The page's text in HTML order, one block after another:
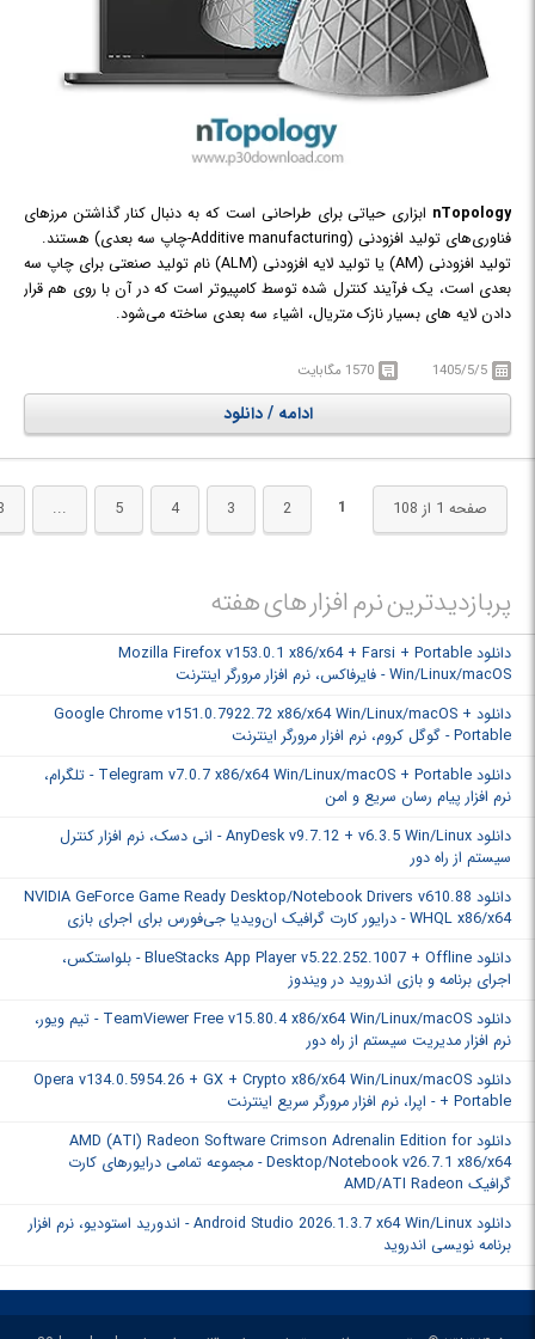
nTopology ابزاری حیاتی برای طراحانی است که به دنبال کنار گذاشتن مرزهای
فناوری‌های تولید افزودنی (Additive manufacturing-چاپ سه بعدی) هستند.
تولید افزودنی (AM) یا تولید لایه افزودنی (ALM) نام تولید صنعتی برای چاپ سه
بعدی است، یک فرآیند کنترل شده توسط کامپیوتر است که در آن با روی هم قرار
دادن لایه های بسیار نازک متریال، اشیاء سه بعدی ساخته می‌شود.
های سه بعدی باکیفیت، کارا و بهینه نیاز است (از جمله هوافضا، صنایع پزشکی،
خودروسازی، صنایع ساختمانی و ... ) کاربرد دارد و با استفاده از آن مهندسین می
توانند بسیار آسان تر از گذشته به حل چالش هایی که در پیش رویشان قرار می
گیرد بپردازند.
1405/5/5 1570 مگابایت
ادامه / دانلود
صفحه 1 از 108 1
2
3
4
5
...
پربازدیدترین نرم افزار های هفته
دانلود Mozilla Firefox v153.0.1 x86/x64 + Farsi + Portable
Win/Linux/macOS - فایرفاکس، نرم افزار مرورگر اینترنت
دانلود Google Chrome v151.0.7922.72 x86/x64 Win/Linux/macOS +
Portable - گوگل کروم، نرم افزار مرورگر اینترنت
دانلود Telegram v7.0.7 x86/x64 Win/Linux/macOS + Portable - تلگرام،
نرم افزار پیام رسان سریع و امن
دانلود AnyDesk v9.7.12 + v6.3.5 Win/Linux - انی دسک، نرم افزار کنترل
سیستم از راه دور
دانلود NVIDIA GeForce Game Ready Desktop/Notebook Drivers v610.88
WHQL x86/x64 - درایور کارت گرافیک ان‌ویدیا جی‌فورس برای اجرای بازی
دانلود BlueStacks App Player v5.22.252.1007 + Offline - بلواستکس،
اجرای برنامه‌ و بازی‌ اندروید در ویندوز
دانلود TeamViewer Free v15.80.4 x86/x64 Win/Linux/macOS - تیم ویور،
نرم افزار مدیریت سیستم از راه دور
دانلود Opera v134.0.5954.26 + GX + Crypto x86/x64 Win/Linux/macOS
+ Portable - اپرا، نرم افزار مرورگر سریع اینترنت
دانلود AMD (ATI) Radeon Software Crimson Adrenalin Edition for
Desktop/Notebook v26.7.1 x86/x64 - مجموعه تمامی درایورهای کارت
گرافیک‌ AMD/ATI Radeon
دانلود Android Studio 2026.1.3.7 x64 Win/Linux - اندورید استودیو، نرم افزار
برنامه نویسی اندروید